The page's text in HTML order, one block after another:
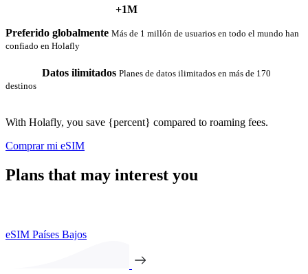
+1M
Preferido globalmente Más de 1 millón de usuarios en todo el mundo han
confiado en Holafly
Datos ilimitados Planes de datos ilimitados en más de 170
destinos
With Holafly, you save {percent} compared to roaming fees.
Comprar mi eSIM
Plans that may interest you
eSIM Países Bajos